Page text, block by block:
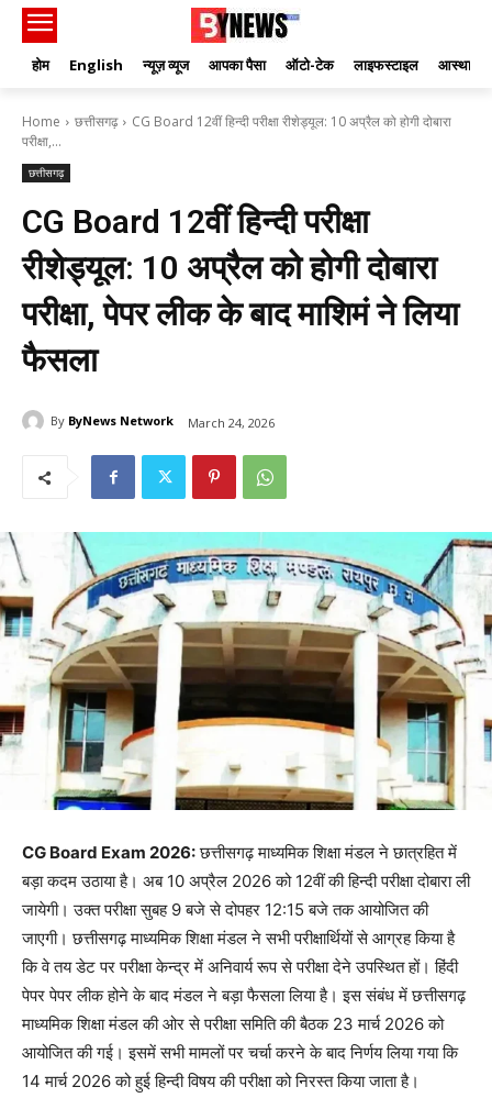
होम English न्यूज़ व्यूज आपका पैसा ऑटो-टेक लाइफस्टाइल आस्था
Home छत्तीसगढ़
CG Board 12वीं हिन्दी परीक्षा रीशेड्यूल: 10 अप्रैल को होगी दोबारा
परीक्षा,...
छत्तीसगढ़
CG Board 12वीं हिन्दी परीक्षा
रीशेड्यूल: 10 अप्रैल को होगी दोबारा
परीक्षा, पेपर लीक के बाद माशिमं ने लिया
फैसला
By ByNews Network March 24, 2026
CG Board Exam 2026:छत्तीसगढ़ माध्यमिक शिक्षा मंडल ने छात्रहित में
बड़ा कदम उठाया है। अब 10 अप्रैल 2026 को 12वीं की हिन्दी परीक्षा दोबारा ली
जायेगी। उक्त परीक्षा सुबह 9 बजे से दोपहर 12:15 बजे तक आयोजित की
जाएगी। छत्तीसगढ़ माध्यमिक शिक्षा मंडल ने सभी परीक्षार्थियों से आग्रह किया है
कि वे तय डेट पर परीक्षा केन्द्र में अनिवार्य रूप से परीक्षा देने उपस्थित हों। हिंदी
पेपर पेपर लीक होने के बाद मंडल ने बड़ा फैसला लिया है। इस संबंध में छत्तीसगढ़
माध्यमिक शिक्षा मंडल की ओर से परीक्षा समिति की बैठक 23 मार्च 2026 को
आयोजित की गई। इसमें सभी मामलों पर चर्चा करने के बाद निर्णय लिया गया कि
14 मार्च 2026 को हुई हिन्दी विषय की परीक्षा को निरस्त किया जाता है।